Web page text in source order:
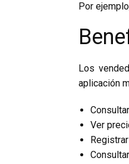
Por
Los
aplicación
Ver